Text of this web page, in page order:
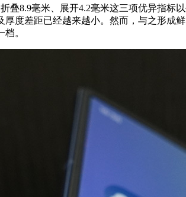
毫米、展开4.2毫米这三项优异指标
度差距已经越来越小。然而，与之形成
。